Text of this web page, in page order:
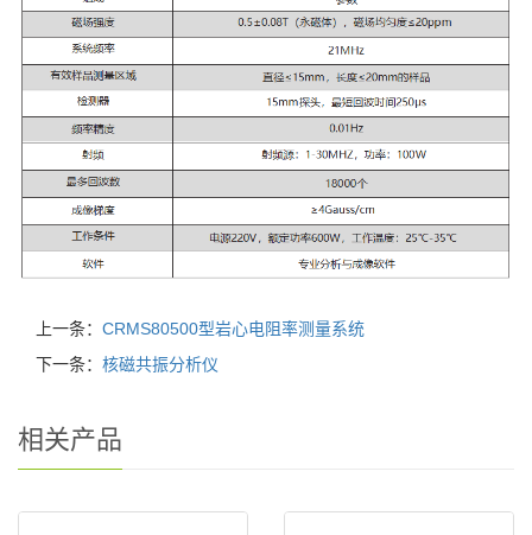
上一条： CRMS80500型岩心电阻率测量系统
下一条： 核磁共振分析仪
相关产品